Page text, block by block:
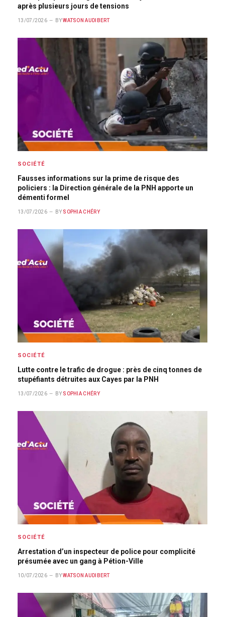
après plusieurs jours de tensions
13/07/2026 BY WATSON AUDIBERT
SOCIÉTÉ
Fausses informations sur la prime de risque des
policiers : la Direction générale de la PNH apporte un
démenti formel
13/07/2026 BY SOPHIA CHÉRY
SOCIÉTÉ
Lutte contre le trafic de drogue : près de cinq tonnes de
stupéfiants détruites aux Cayes par la PNH
13/07/2026 BY SOPHIA CHÉRY
SOCIÉTÉ
Arrestation d’un inspecteur de police pour complicité
présumée avec un gang à Pétion-Ville
10/07/2026 BY WATSON AUDIBERT